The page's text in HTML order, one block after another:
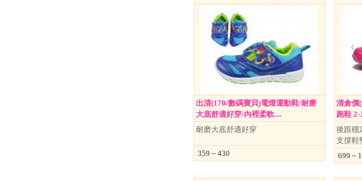
出清(170/數碼寶貝)電燈運動鞋/耐磨
大底舒適好穿/內裡柔軟....
耐磨大底舒適好穿
359 ~ 430
清倉價
跑鞋 2-
後跟穩
支撐鞋
699 ~